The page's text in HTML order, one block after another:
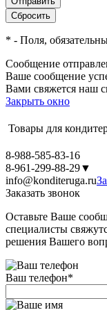
* - Поля,
Сообщение
Ваше сообщение
Вами свяжется наш
Закрыть окно
Товары для
8-988-585-83-16
8-961-299-88-29▼
info@konditeruga.ru
Заказать звонок
Оставьте Ваше
специалисты
решения Вашего
Ваш телефон*